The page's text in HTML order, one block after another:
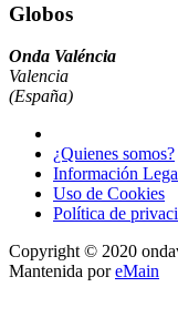
Globos
Onda Valéncia
Valencia
(España)
¿Quienes somos?
Información
Uso de Cookies
Política de
Copyright © 2020
Mantenida poreMain